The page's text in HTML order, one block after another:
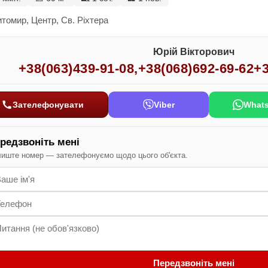
Центр, Св. Ріхтера
Юрій Вікторович
+38(063)439-91-08,+38(068)692-69-62
Зателефонувати Viber
мені
номер — зателефонуємо щодо цього об'єкта.
Передзвоніть мені